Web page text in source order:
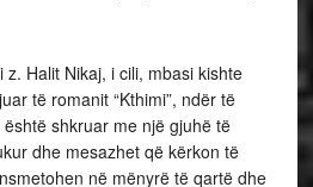
Halit Nikaj, i cili, mbasi kishte
të romanit “Kthimi”, ndër të
shkruar me një gjuhë të
dhe mesazhet që kërkon të
në mënyrë të qartë dhe